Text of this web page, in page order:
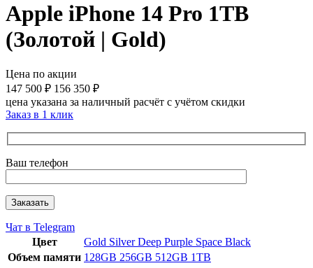
Apple iPhone 14 Pro 1TB
(Золотой | Gold)
Цена по акции
147 500 ₽ 156 350 ₽
цена указана за наличный расчёт с учётом скидки
Заказ в 1 клик
Ваш телефон
Чат в Telegram
Цвет
Gold SilverDeep Purple Space Black
Объем памяти 128GB 256GB 512GB 1TB